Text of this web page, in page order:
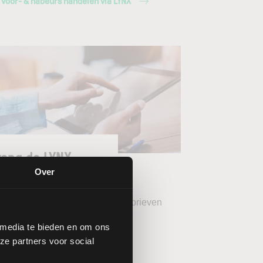
Over
te bieden en om ons
partners voor social
de LYNX
uw gewenste LYNX Nieuwsbrieven
(wekelijks)
Morning Call (dagelijks)